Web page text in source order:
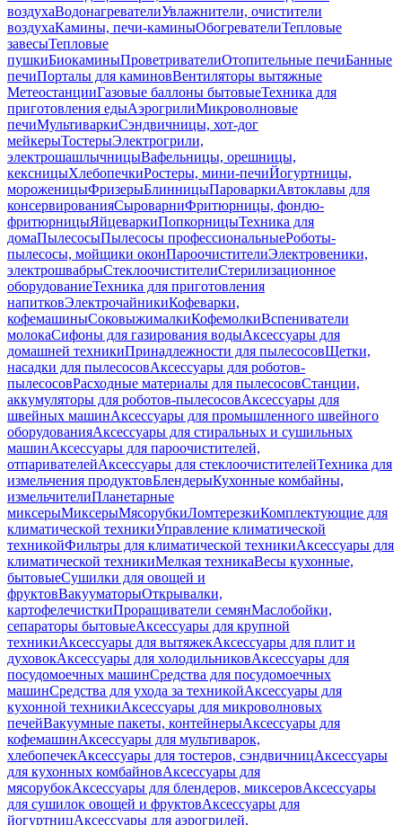
воздухаВодонагревателиУвлажнители, очистители
воздухаКамины, печи-каминыОбогревателиТепловые
завесыТепловые
пушкиБиокаминыПроветривателиОтопительные печиБанные
печиПорталы для каминовВентиляторы вытяжные
МетеостанцииГазовые баллоны бытовыеТехника для
приготовления едыАэрогрилиМикроволновые
печиМультиваркиСэндвичницы, хот-дог
мейкерыТостерыЭлектрогрили,
электрошашлычницыВафельницы, орешницы,
кексницыХлебопечкиРостеры, мини-печиЙогуртницы,
мороженицыФризерыБлинницыПароваркиАвтоклавы для
консервированияСыроварниФритюрницы, фондю-
фритюрницыЯйцеваркиПопкорницыТехника для
домаПылесосыПылесосы профессиональныеРоботы-
пылесосы, мойщики оконПароочистителиЭлектровеники,
электрошвабрыСтеклоочистителиСтерилизационное
оборудованиеТехника для приготовления
напитковЭлектрочайникиКофеварки,
кофемашиныСоковыжималкиКофемолкиВспениватели
молокаСифоны для газирования водыАксессуары для
домашней техникиПринадлежности для пылесосовЩетки,
насадки для пылесосовАксессуары для роботов-
пылесосовРасходные материалы для пылесосовСтанции,
аккумуляторы для роботов-пылесосовАксессуары для
швейных машинАксессуары для промышленного швейного
оборудованияАксессуары для стиральных и сушильных
машинАксессуары для пароочистителей,
отпаривателейАксессуары для стеклоочистителейТехника для
измельчения продуктовБлендерыКухонные комбайны,
измельчителиПланетарные
миксерыМиксерыМясорубкиЛомтерезкиКомплектующие для
климатической техникиУправление климатической
техникойФильтры для климатической техникиАксессуары для
климатической техникиМелкая техникаВесы кухонные,
бытовыеСушилки для овощей и
фруктовВакууматорыОткрывалки,
картофелечисткиПроращиватели семянМаслобойки,
сепараторы бытовыеАксессуары для крупной
техникиАксессуары для вытяжекАксессуары для плит и
духовокАксессуары для холодильниковАксессуары для
посудомоечных машинСредства для посудомоечных
машинСредства для ухода за техникойАксессуары для
кухонной техникиАксессуары для микроволновых
печейВакуумные пакеты, контейнерыАксессуары для
кофемашинАксессуары для мультиварок,
хлебопечекАксессуары для тостеров, сэндвичницАксессуары
для кухонных комбайновАксессуары для
мясорубокАксессуары для блендеров, миксеровАксессуары
для сушилок овощей и фруктовАксессуары для
йогуртницАксессуары для аэрогрилей,